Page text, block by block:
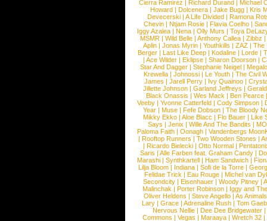
Cierra Ramirez | Richard Durand | Michael
Howard |Dolcenera |Jake Bugg |Kris
Devecerski |A Life Divided |Ramona
Chevin |Ntjam Rosie |Flavia Coelho |
Iggy Azalea | Nena | Olly Murs | Toya
MSMR |Wild Belle |Anthony Callea |Zibbz
Aplin | Jonas Myrin | Youthkills | ZAZ | The
Berger |Last Like Deep |Kodaline |Lorde |
|Ace Wilder |Eklipse |Sharon Doorson |
Star And Dagger | Stephanie Neigel |
Krewella | Johnossi | Le Youth | The Civil
James | Jarell Perry | Ivy Quainoo |
Jillette Johnson | Garland Jeffreys |
Black Onassis | Wes Mack | Ben Pearce
Veeby | Yvonne Catterfeld | Cody Simpson |
Year |Muse |Fefe Dobson |The Bloody
Mikky Ekko | Aloe Blacc | Flo Bauer | Like
Says | Jenix | Wille And The Bandits | MO
Paloma Faith |Oonagh |Vandenbergs
|Rooftop Runners |Two Wooden Stones |
| Ricardo Bielecki | Otto Normal |
Saris | Alle Farben feat. Graham Candy |
Marashi | Synthkartell | Ham Sandwich |
Lilja Bloom | Indiana | Sofi de la Torre |
Felidae Trick | Eau Rouge | Michel van
Secondcity |Eisenhauer |Woody Pitney |
Malinchak |Porter Robinson | Iggy and
Oliver Heldens |Steve Angello |As Animals
Lary | Grace | Adrenaline Rush | Tom
Nervous Nellie | Dee Dee Bridgewater |
Commons |Vegas |Maraaya |Wretch 32 |